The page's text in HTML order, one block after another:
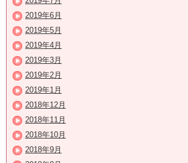
2019年6月
2019年5月
2019年4月
2019年3月
2019年2月
2019年1月
2018年12月
2018年11月
2018年10月
2018年9月